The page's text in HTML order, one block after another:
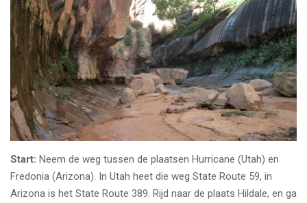
Start: Neem de weg tussen de plaatsen Hurricane (Utah) en
Fredonia (Arizona). In Utah heet die weg State Route 59, in
Arizona is het State Route 389. Rijd naar de plaats Hildale, en ga